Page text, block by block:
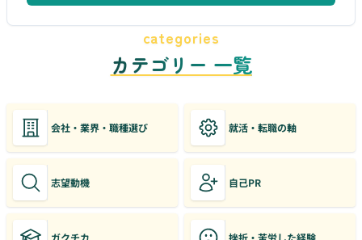
categories
カテゴリー 一覧
会社・業界・職種選び 就活・転職の軸
志望動機 自己PR
ガクチカ 挫折・苦労した経験